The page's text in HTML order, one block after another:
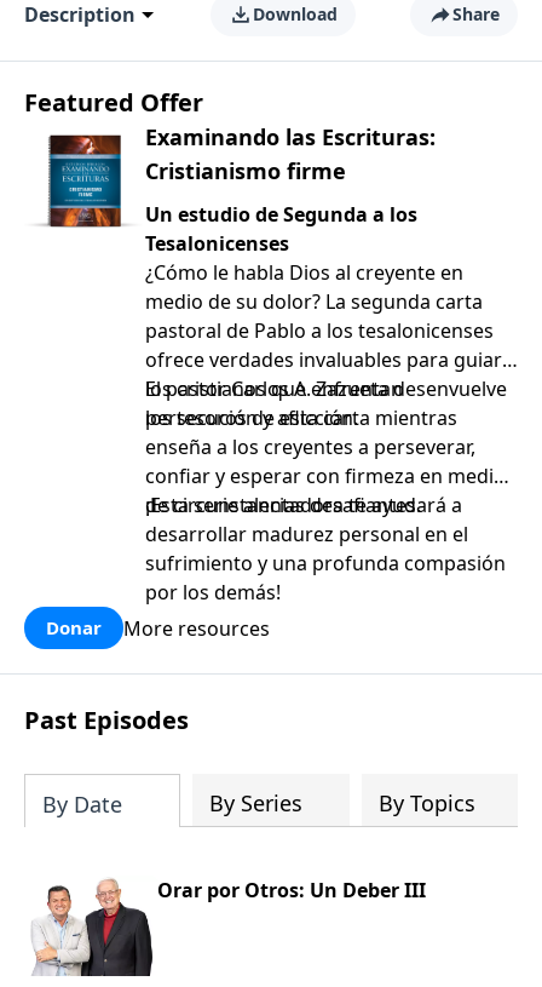
Description Download Share
Featured Offer
Examinando las Escrituras:
Cristianismo firme
Un estudio de Segunda a los
Tesalonicenses
¿Cómo le habla Dios al creyente en
medio de su dolor? La segunda carta
pastoral de Pablo a los tesalonicenses
ofrece verdades invaluables para guiar a
los cristianos que enfrentan
persecución y aflicción.
El pastor Carlos A. Zazueta desenvuelve
los tesoros de esta carta mientras
enseña a los creyentes a perseverar,
confiar y esperar con firmeza en medio
de circunstancias desafiantes.
¡Esta serie alentadora te ayudará a
desarrollar madurez personal en el
sufrimiento y una profunda compasión
por los demás!
Donar More resources
Past Episodes
By Date By Series By Topics
Orar por Otros: Un Deber III